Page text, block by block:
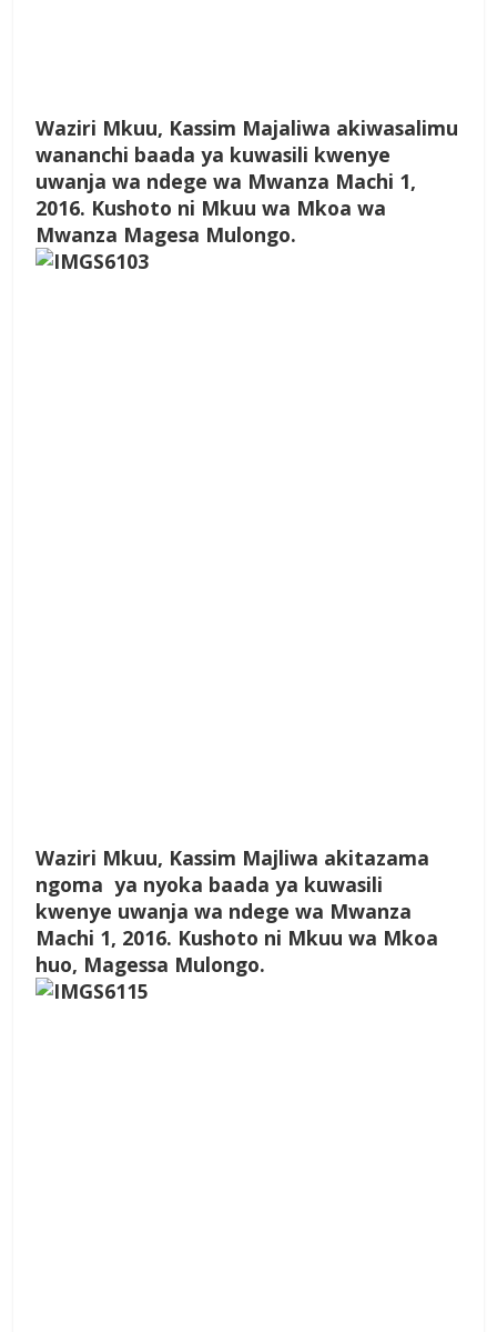
Waziri Mkuu, Kassim Majaliwa akiwasalimu
wananchi baada ya kuwasili kwenye
uwanja wa ndege wa Mwanza Machi 1,
2016. Kushoto ni Mkuu wa Mkoa wa
Mwanza Magesa Mulongo.
Waziri Mkuu, Kassim Majliwa akitazama
ngoma ya nyoka baada ya kuwasili
kwenye uwanja wa ndege wa Mwanza
Machi 1, 2016. Kushoto ni Mkuu wa Mkoa
huo, Magessa Mulongo.